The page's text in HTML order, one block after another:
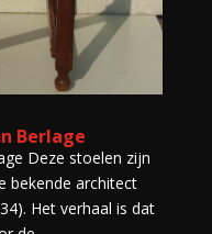
Berlage
Deze stoelen zijn
bekende architect
Het verhaal is dat